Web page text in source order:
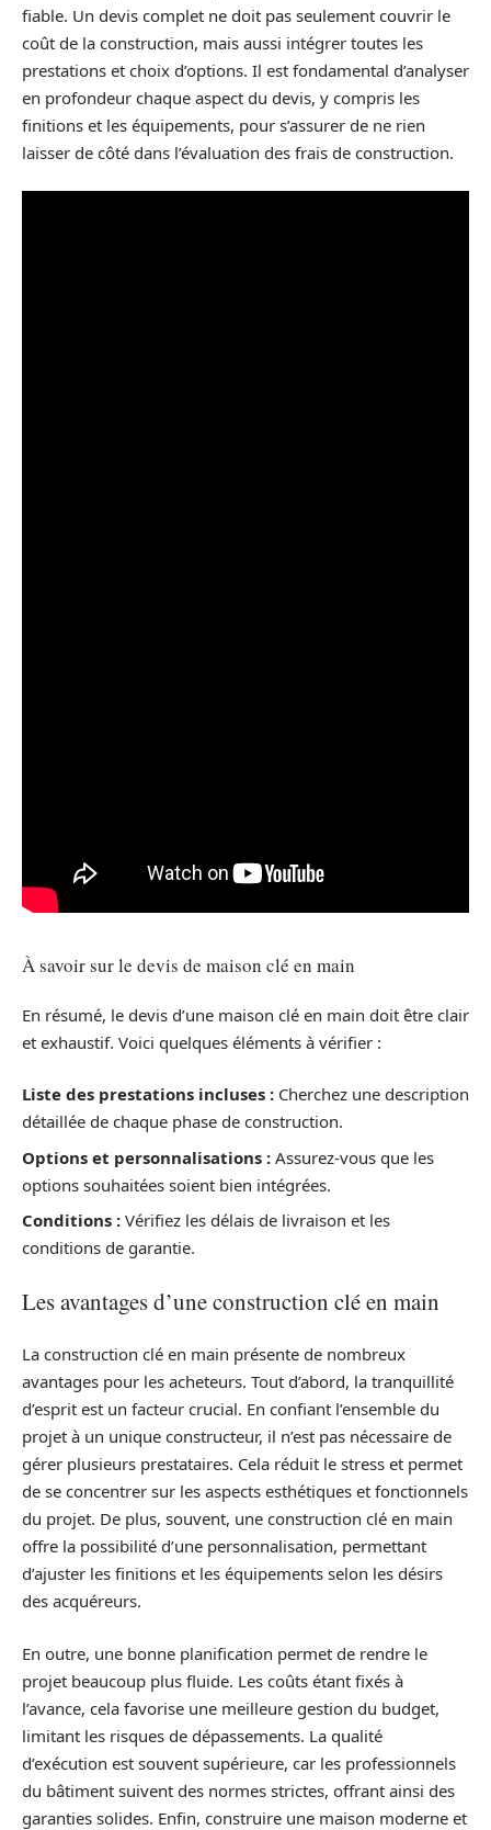
fiable. Un devis complet ne doit pas seulement couvrir le
coût de la construction, mais aussi intégrer toutes les
prestations et choix d’options. Il est fondamental d’analyser
en profondeur chaque aspect du devis, y compris les
finitions et les équipements, pour s’assurer de ne rien
laisser de côté dans l’évaluation des frais de construction.
À savoir sur le devis de maison clé en main
En résumé, le devis d’une maison clé en main doit être clair
et exhaustif. Voici quelques éléments à vérifier :
Liste des prestations incluses : Cherchez une description
détaillée de chaque phase de construction.
Options et personnalisations : Assurez-vous que les
options souhaitées soient bien intégrées.
Conditions : Vérifiez les délais de livraison et les
conditions de garantie.
Les avantages d’une construction clé en main
La construction clé en main présente de nombreux
avantages pour les acheteurs. Tout d’abord, la tranquillité
d’esprit est un facteur crucial. En confiant l’ensemble du
projet à un unique constructeur, il n’est pas nécessaire de
gérer plusieurs prestataires. Cela réduit le stress et permet
de se concentrer sur les aspects esthétiques et fonctionnels
du projet. De plus, souvent, une construction clé en main
offre la possibilité d’une personnalisation, permettant
d’ajuster les finitions et les équipements selon les désirs
des acquéreurs.
En outre, une bonne planification permet de rendre le
projet beaucoup plus fluide. Les coûts étant fixés à
l’avance, cela favorise une meilleure gestion du budget,
limitant les risques de dépassements. La qualité
d’exécution est souvent supérieure, car les professionnels
du bâtiment suivent des normes strictes, offrant ainsi des
garanties solides. Enfin, construire une maison moderne et